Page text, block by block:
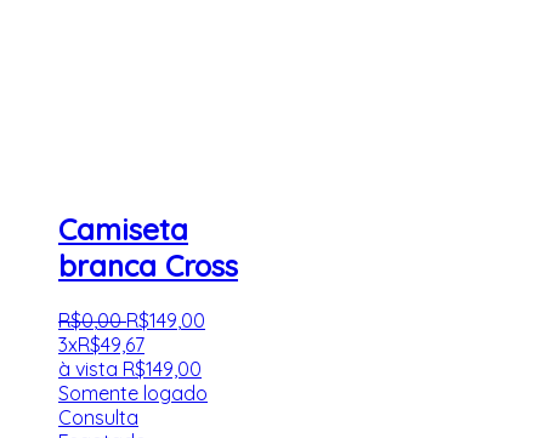
Camiseta
branca Cross
R$0,00 R$149 00
3xR$49,67
à vista R$149,00
Somente logado
Consulta